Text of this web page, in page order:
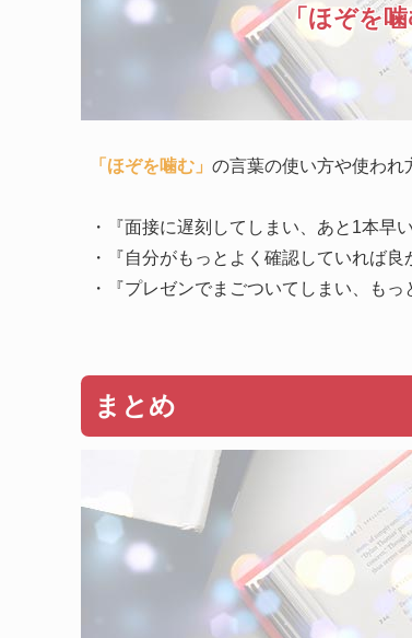
「ほぞを
「ほぞを噛む」 の言葉の使い方や使われ
・『面接に遅刻してしまい、あと1本早
・『自分がもっとよく確認していれば良
・『プレゼンでまごついてしまい、もっ
まとめ